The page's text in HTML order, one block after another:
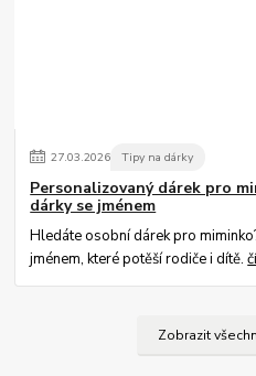
27.03.2026 Tipy na dárky
Personalizovaný dárek pro
dárky se jménem
Hledáte osobní dárek pro
jménem, které potěší rodiče i dítě.
Zobrazit